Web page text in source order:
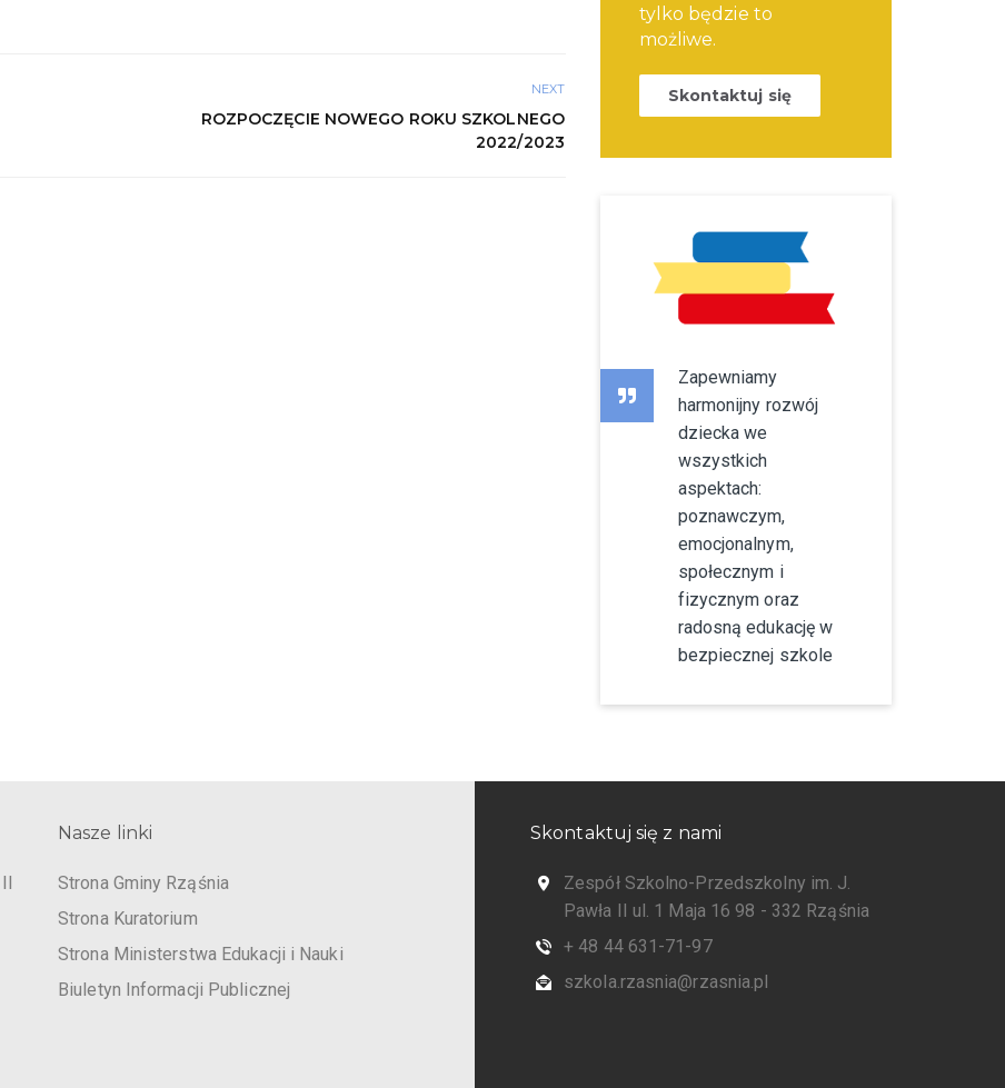
NEXT
ROZPOCZĘCIE NOWEGO ROKU SZKOLNEGO
2022/2023
tylko będzie to
możliwe.
Skontaktuj się
Zapewniamy
harmonijny rozwój
dziecka we
wszystkich
aspektach:
poznawczym,
emocjonalnym,
społecznym i
fizycznym oraz
radosną edukację w
bezpiecznej szkole
Nasze linki
Strona Gminy Rząśnia
Strona Kuratorium
Strona Ministerstwa Edukacji i Nauki
Biuletyn Informacji Publicznej
Skontaktuj się z nami
Zespół Szkolno-Przedszkolny im. J.
Pawła II ul. 1 Maja 16 98 - 332 Rząśnia
+ 48 44 631-71-97
szkola.rzasnia@rzasnia.pl